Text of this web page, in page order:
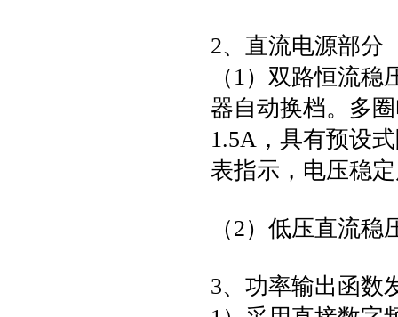
2、直流电源部分
（1）双路恒流
器自动换档。多
1.5A，具有预设
表指示，电压稳
（2）低压直流
3、功率输出函数